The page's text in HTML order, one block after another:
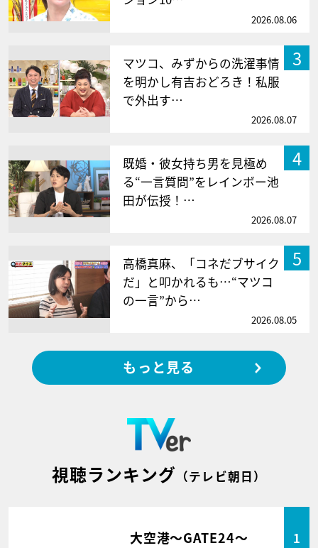
2026.08.06
3
マツコ、みずからの洗濯事情
を明かし有吉おどろき！私服
で外出す…
2026.08.07
4
既婚・彼女持ち男を見極め
る“一言質問”をレインボー池
田が伝授！…
2026.08.07
5
高橋真麻、「コネだブサイク
だ」と叩かれるも…“マツコ
の一言”から…
2026.08.05
もっと見る
視聴ランキング （テレビ朝日）
大空港～GATE24～ 1